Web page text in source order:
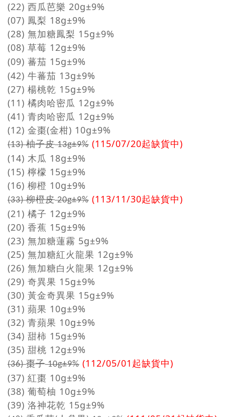
(22) 西瓜芭樂 20g±9%
(07) 鳳梨 18g±9%
(28) 無加糖鳳梨 15g±9%
(08) 草莓 12g±9%
(09) 蕃茄 15g±9%
(42) 牛蕃茄 13g±9%
(27) 楊桃乾 15g±9%
(11) 橘肉哈密瓜 12g±9%
(41) 青肉哈密瓜 12g±9%
(12) 金棗(金柑) 10g±9%
(13)柚子皮13g±9% (115/07/20起缺貨中)
(14) 木瓜 18g±9%
(15) 檸檬 15g±9%
(16) 柳橙 10g±9%
(33)柳橙皮20g±9% (113/11/30起缺貨中)
(21) 橘子 12g±9%
(20) 香蕉 15g±9%
(23) 無加糖蓮霧 5g±9%
(25) 無加糖紅火龍果 12g±9%
(26) 無加糖白火龍果 12g±9%
(29) 奇異果 15g±9%
(30) 黃金奇異果 15g±9%
(31) 蘋果 10g±9%
(32) 青蘋果 10g±9%
(34) 甜柿 15g±9%
(35) 甜桃 12g±9%
(36)棗子10g±9% (112/05/01起缺貨中)
(37) 紅棗 10g±9%
(38) 葡萄柚 10g±9%
(39) 洛神花乾 15g±9%